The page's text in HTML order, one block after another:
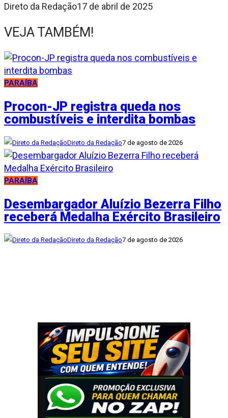
Direto da Redação17 de abril de 2025
VEJA TAMBÉM!
PARAÍBA
Procon-JP registra queda nos
combustíveis e interdita bombas
Direto da Redação7 de agosto de 2026
PARAÍBA
Desembargador Aluízio Bezerra Filho
receberá Medalha Exército Brasileiro
Direto da Redação7 de agosto de 2026